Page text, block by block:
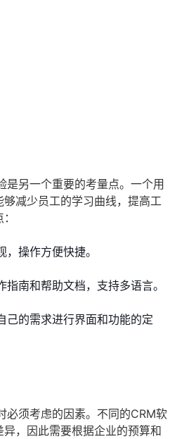
是另一个重要的考量点。一个用
减少员工的学习曲线，提高工
，操作方便快捷。
指南和帮助文档，支持多语言。
己的需求进行界面和功能的定
必须考虑的因素。不同的CRM软
，因此需要根据企业的预算和